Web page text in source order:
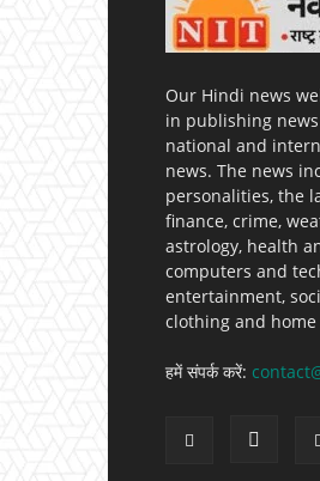
Our Hindi news
in publishing
national and
news. The news
personalities, the
finance, crime,
astrology, health
computers and
entertainment,
clothing and
हमें संपर्क करें: